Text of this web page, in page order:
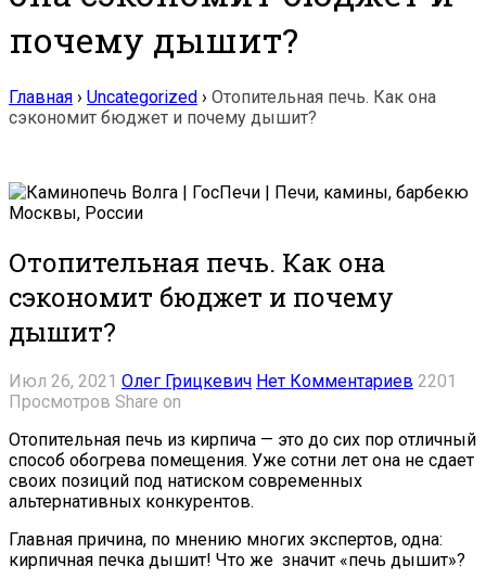
почему дышит?
Главная › Uncategorized › Отопительная печь. Как она
сэкономит бюджет и почему дышит?
Отопительная печь. Как она
сэкономит бюджет и почему
дышит?
Июл 26, 2021 Олег Грицкевич Нет Комментариев 2201
Просмотров Share on
Отопительная печь из кирпича — это до сих пор отличный
способ обогрева помещения. Уже сотни лет она не сдает
своих позиций под натиском современных
альтернативных конкурентов.
Главная причина, по мнению многих экспертов, одна:
кирпичная печка дышит! Что же значит «печь дышит»?